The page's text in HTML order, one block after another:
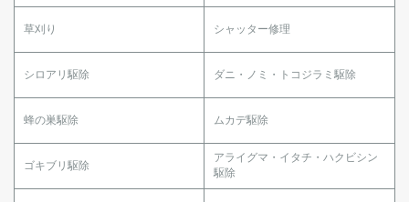
草刈り シャッター修理
シロアリ駆除 ダニ・ノミ・トコジラミ駆除
蜂の巣駆除 ムカデ駆除
ゴキブリ駆除
アライグマ・イタチ・ハクビシン
駆除